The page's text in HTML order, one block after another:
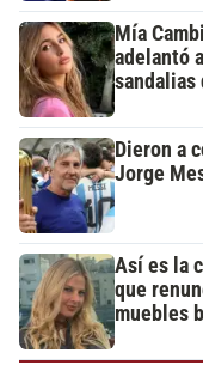
Mía
adelantó
sandalias
Dieron a
Jorge
Así es la
que
muebles